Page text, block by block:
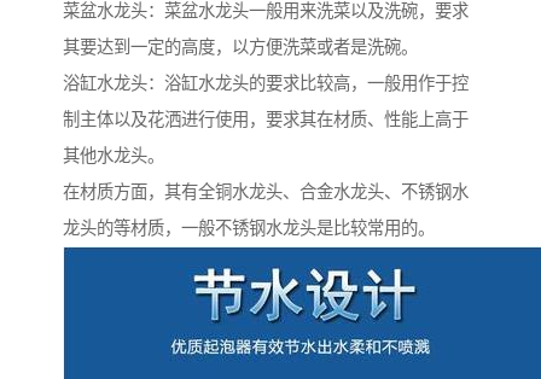
菜盆水龙头：菜盆水龙头一般用来洗菜以及洗碗，要求
其要达到一定的高度，以方便洗菜或者是洗碗。
浴缸水龙头：浴缸水龙头的要求比较高，一般用作于控
制主体以及花洒进行使用，要求其在材质、性能上高于
其他水龙头。
在材质方面，其有全铜水龙头、合金水龙头、不锈钢水
龙头的等材质，一般不锈钢水龙头是比较常用的。